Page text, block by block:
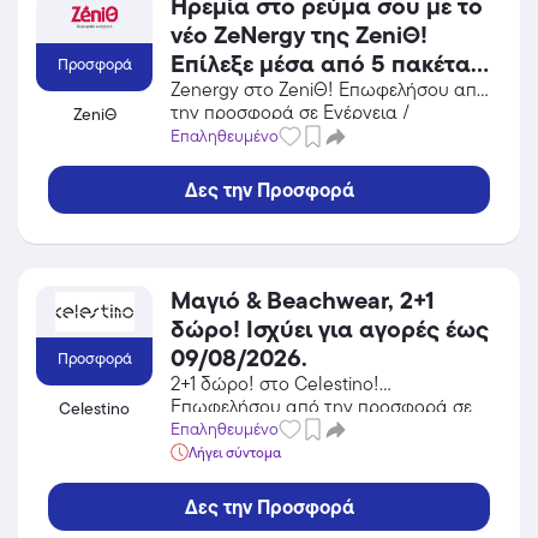
Προσφορά
ZeniΘ
νέο ZeΝergy της ZeniΘ!
Επίλεξε μέσα από 5 πακέτα
και εξασφάλισε σταθερή
τιμή για έναν ολόκληρο
χρόνο με άμεση
ενεργοποίηση.
Zenergy στο ZeniΘ! Επωφελήσου από
την προσφορά σε Ενέργεια /
Φωτοβολταϊκά του ZeniΘ και κέρδισε
Επαληθευμένο
Δες την Προσφορά
Προσφορά
Celestino
Μαγιό & Beachwear, 2+1
δώρο! Ισχύει για αγορές έως
09/08/2026.
2+1 δώρο! στο Celestino!
Επωφελήσου από την προσφορά σε
Ένδυση του Celestino και κέρδισε από
τις εκπτώσεις!
Επαληθευμένο
Λήγει σύντομα
Δες την Προσφορά